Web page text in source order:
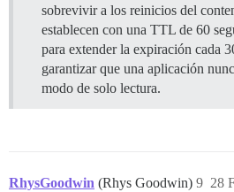
sobrevivir a los reinicios del
establecen con una TTL de 60
para extender la expiración cada
garantizar que una aplicación
modo de solo lectura.
RhysGoodwin (Rhys Goodwin) 28
9